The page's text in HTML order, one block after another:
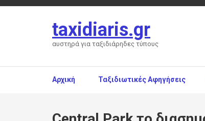
Skip
taxidiaris.gr
αυστηρά για ταξιδιάρηδες τύπους
Αρχική Ταξιδιωτικές Αφηγήσεις